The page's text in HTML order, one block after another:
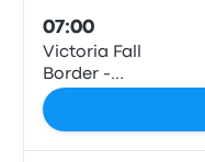
07:00
Victoria Fall
Border -
Zambia side at
Department of